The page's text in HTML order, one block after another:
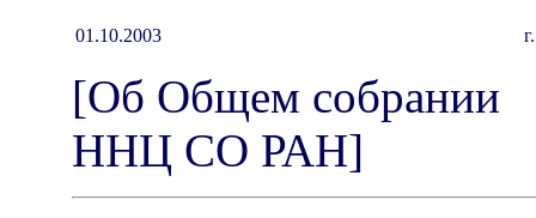
01.10.2003
[Об Общем собрании
ННЦ СО РАН]